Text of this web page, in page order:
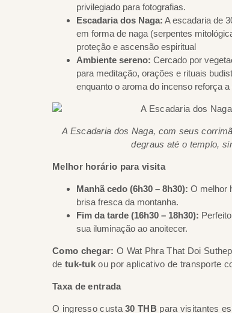
privilegiado para fotografias.
Escadaria dos Naga: A escadaria de
em forma de naga (serpentes
proteção e ascensão espiritual
Ambiente sereno: Cercado por
para meditação, orações e rituais
enquanto o aroma do incenso reforça
A Escadaria dos Naga, com seus
degraus até o templo,
Melhor horário para visita
Manhã cedo (6h30 – 8h30): O melhor
brisa fresca da montanha.
Fim da tarde (16h30 – 18h30):
sua iluminação ao anoitecer.
Como chegar: O Wat Phra That Doi
de tuk-tuk ou por aplicativo de transporte
Taxa de entrada
O ingresso custa30 THB para visitantes